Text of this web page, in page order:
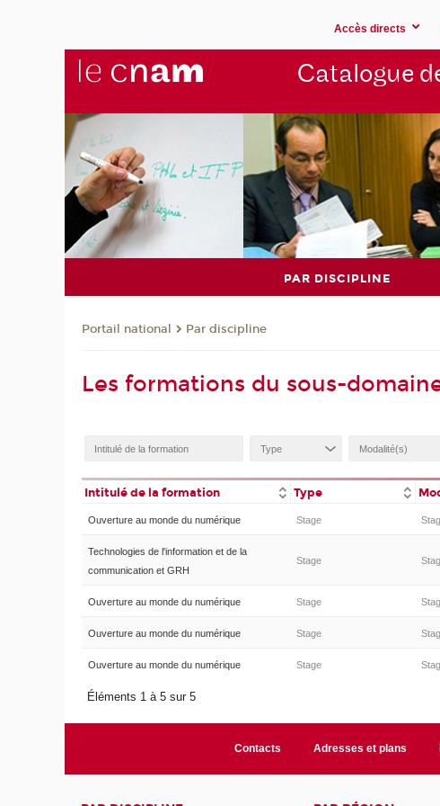
Accès directs
Catalogue
PAR DISCIPLINE
Portail national Par discipline
Les formations du sous-
Intitulé de la formation Type
Ouverture au monde du numérique Stage
Technologies de l'information et de la
communication et GRH
Stage
Ouverture au monde du numérique Stage
Ouverture au monde du numérique Stage
Ouverture au monde du numérique Stage
Éléments 1 à 5 sur 5
Contacts Adresses et plans